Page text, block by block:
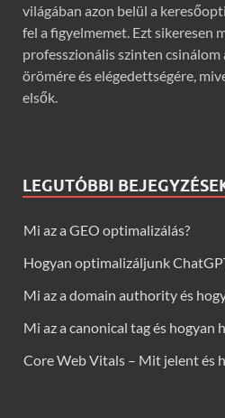
világában azon belül a
fel a figyelmemet. Ezt sikeresen
professzionális szinten csinálom
örömére és elégedettségére,
elsők.
LEGUTÓBBI
Mi az a GEO optimalizálás?
Hogyan optimalizáljunk
Mi az a domain authority és
Mi az a canonical tag és hogyan
Core Web Vitals – Mit jelent és